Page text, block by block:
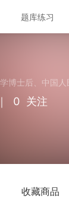
题库练习
博士后、中国
｜ 0 关注
收藏商品